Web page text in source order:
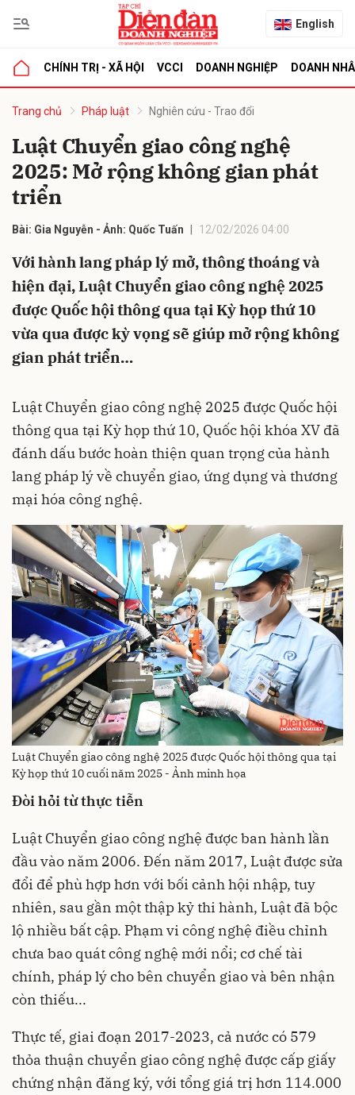
English
CHÍNH TRỊ - XÃ HỘI VCCI DOANH NGHIỆP DOANH
Trang chủ Pháp luật Nghiên cứu - Trao đổi
Luật Chuyển giao công nghệ
2025: Mở rộng không gian phát
triển
Bài: Gia Nguyễn - Ảnh: Quốc Tuấn 12/02/2026 04:00
Với hành lang pháp lý mở, thông thoáng và
hiện đại, Luật Chuyển giao công nghệ 2025
được Quốc hội thông qua tại Kỳ họp thứ 10
vừa qua được kỳ vọng sẽ giúp mở rộng không
gian phát triển…
Luật Chuyển giao công nghệ 2025 được Quốc hội
thông qua tại Kỳ họp thứ 10, Quốc hội khóa XV đã
đánh dấu bước hoàn thiện quan trọng của hành
lang pháp lý về chuyển giao, ứng dụng và thương
mại hóa công nghệ.
Luật Chuyển giao công nghệ 2025 được Quốc hội thông qua tại
Kỳ họp thứ 10 cuối năm 2025 - Ảnh minh họa
Đòi hỏi từ thực tiễn
Luật Chuyển giao công nghệ được ban hành lần
đầu vào năm 2006. Đến năm 2017, Luật được sửa
đổi để phù hợp hơn với bối cảnh hội nhập, tuy
nhiên, sau gần một thập kỷ thi hành, Luật đã bộc
lộ nhiều bất cập. Phạm vi công nghệ điều chỉnh
chưa bao quát công nghệ mới nổi; cơ chế tài
chính, pháp lý cho bên chuyển giao và bên nhận
còn thiếu...
Thực tế, giai đoạn 2017-2023, cả nước có 579
thỏa thuận chuyển giao công nghệ được cấp giấy
chứng nhận đăng ký, với tổng giá trị hơn 114.000
luận
Hủy